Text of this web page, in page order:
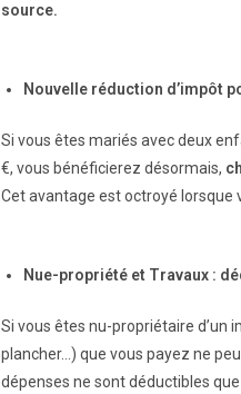
source.
Nouvelle réduction d’impôt
Si vous êtes mariés avec deux
€, vous bénéficierez désormais,
Cet avantage est octroyé lorsque
Nue-propriété et Travaux :
Si vous êtes nu-propriétaire d’un
plancher…) que vous payez ne
dépenses ne sont déductibles